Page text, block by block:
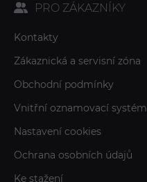
PRO ZÁKAZNÍKY
Kontakty
Zákaznická a servisní zóna
Obchodní podmínky
Vnitřní oznamovací systém
Nastavení cookies
Ochrana osobních údajů
Ke stažení